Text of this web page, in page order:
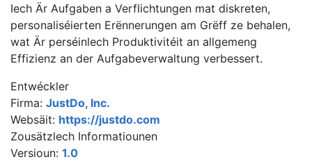
Iech Är Aufgaben a Verflichtungen mat diskreten,
personaliséierten Erënnerungen am Grëff ze behalen,
wat Är perséinlech Produktivitéit an allgemeng
Effizienz an der Aufgabeverwaltung verbessert.
Entwéckler
Firma: JustDo, Inc.
Websäit: https://justdo.com
Zousätzlech Informatiounen
Versioun: 1.0